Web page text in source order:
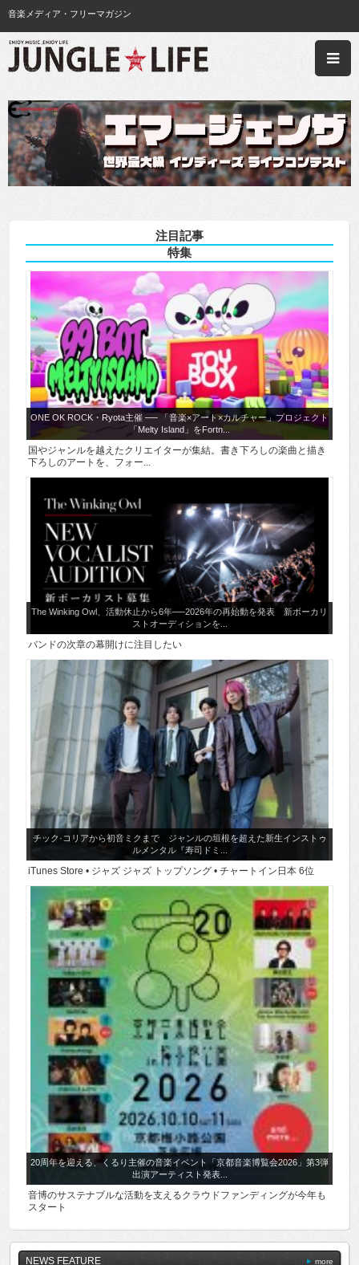
音楽メディア・フリーマガジン
注目記事
特集
ONE OK ROCK・Ryota主催 ── 「音楽×アート×カルチャー」プロジェクト
「Melty Island」をFortn...
国やジャンルを越えたクリエイターが集結。書き下ろしの楽曲と描き
下ろしのアートを、フォー...
The Winking Owl、活動休止から6年──2026年の再始動を発表 新ボーカリ
ストオーディションを...
バンドの次章の幕開けに注目したい
チック·コリアから初音ミクまで ジャンルの垣根を超えた新生インストゥ
ルメンタル『寿司ドミ...
iTunes Store • ジャズ ジャズ トップソング • チャートイン日本 6位
20周年を迎える、くるり主催の音楽イベント「京都音楽博覧会2026」第3弾
出演アーティスト発表...
音博のサステナブルな活動を支えるクラウドファンディングが今年も
スタート
NEWS FEATURE more